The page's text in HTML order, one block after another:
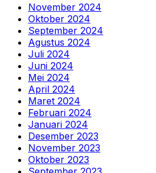
November 2024
Oktober 2024
September 2024
Agustus 2024
Juli 2024
Juni 2024
Mei 2024
April 2024
Maret 2024
Februari 2024
Januari 2024
Desember 2023
November 2023
Oktober 2023